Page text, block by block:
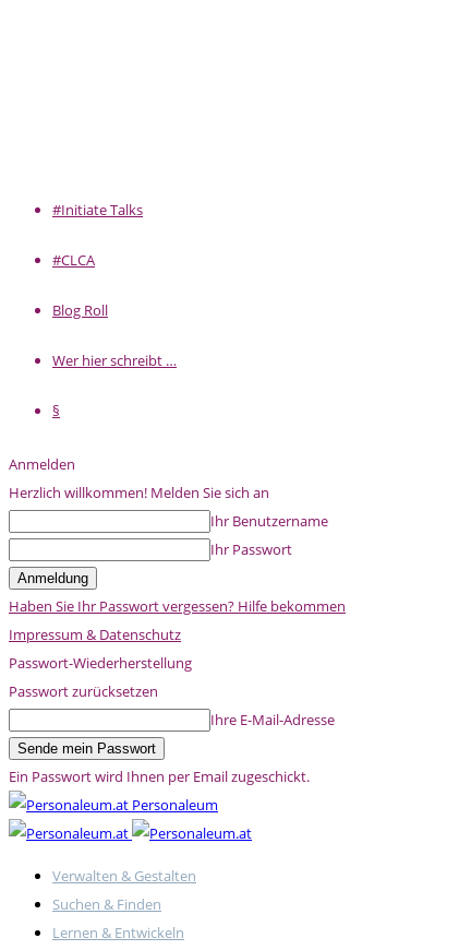
#Initiate Talks
#CLCA
Blog Roll
Wer hier schreibt …
§
Anmelden
Herzlich willkommen! Melden Sie sich an
Ihr Benutzername
Ihr Passwort
Haben Sie Ihr Passwort vergessen? Hilfe bekommen
Impressum & Datenschutz
Passwort-Wiederherstellung
Passwort zurücksetzen
Ihre E-Mail-Adresse
Ein Passwort wird Ihnen per Email zugeschickt.
Personaleum
Verwalten & Gestalten
Suchen & Finden
Lernen & Entwickeln